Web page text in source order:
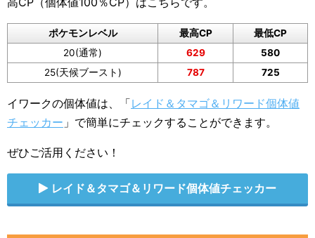
ポケモンレベル 最高CP
最低CP
20(通常)
629
580
25(天候ブースト)
787 725
イワークの個体値は、「レイド＆タマゴ＆リワード個体値
チェッカー 」で簡単にチェックすることができます。
ぜひご活用ください！
レイド＆タマゴ＆リワード個体値チェッカー